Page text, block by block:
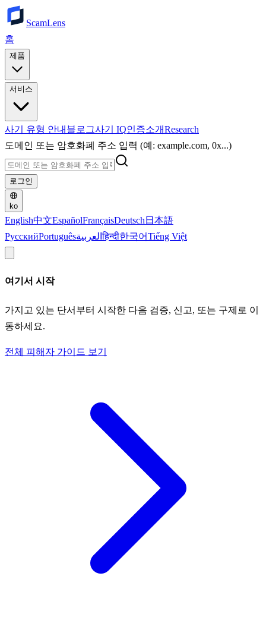
ScamLens
홈
제품
서비스
사기 유형 안내 블로그사기 IQ인증소개Research
도메인 또는 암호화폐 주소 입력 (예: example.com, 0x...)
로그인
ko
English中文EspañolFrançaisDeutsch 日本語
РусскийPortuguêsالعربيةहिन्दी한국어Tiếng Việt
여기서 시작
가지고 있는 단서부터 시작한 다음 검증, 신고, 또는 구제로 이
동하세요.
전체 피해자 가이드 보기